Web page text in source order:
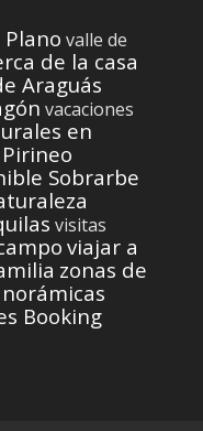
valle de
de la casa
Araguás
vacaciones
en
Sobrarbe
visitas
viajar a
zonas de
Booking